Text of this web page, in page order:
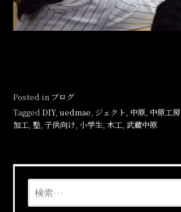
Posted in ブログ
TaggedDIY, uedmae ジェクト 中原 中原工房
加工 ,塾 ,子供向け ,小学生 ,木工 ,武蔵中原
索: